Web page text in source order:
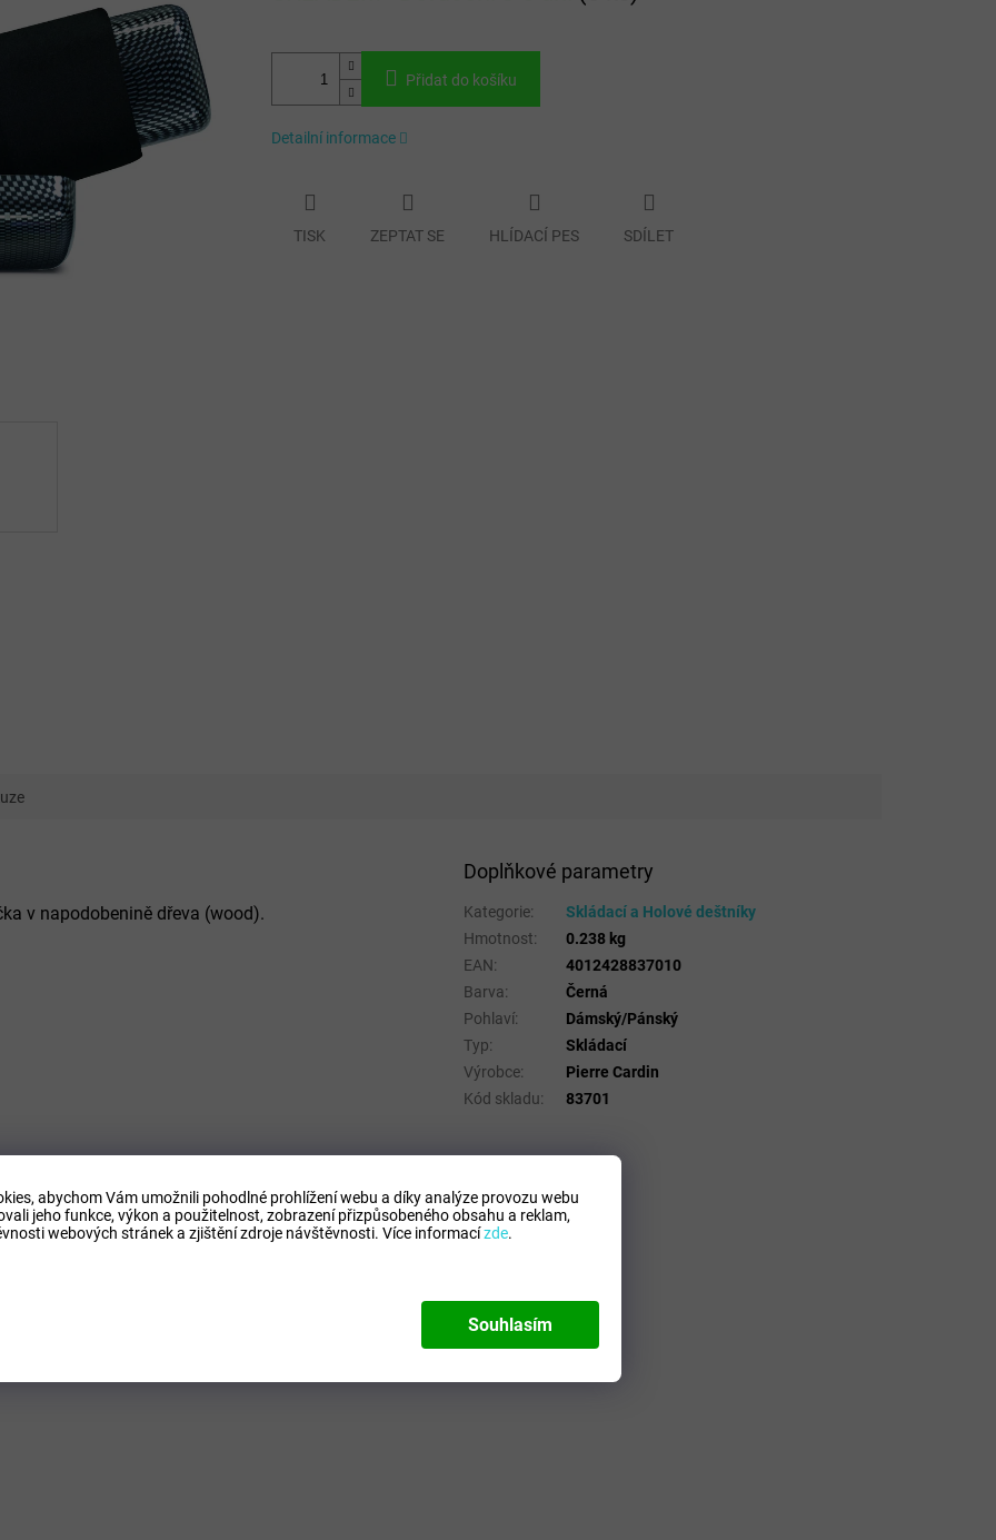
abychom Vám umožnili pohodlné prohlížení webu a díky analýze provozu webu
jeho funkce, výkon a použitelnost, zobrazení přizpůsobeného obsahu a reklam,
webových stránek a zjištění zdroje návštěvnosti. Více informacízde.
Souhlasím
Přidat do košíku
Detailní informace
TISK ZEPTAT SE HLÍDACÍ PES SDÍLET
v napodobenině dřeva (wood).
Doplňkové parametry
Kategorie:
Skládací a Holové deštníky
Hmotnost:
0.238 kg
EAN:
4012428837010
Barva:
Černá
Pohlaví:
Dámský/Pánský
Typ:
Skládací
Výrobce:
Pierre Cardin
Kód skladu: 83701